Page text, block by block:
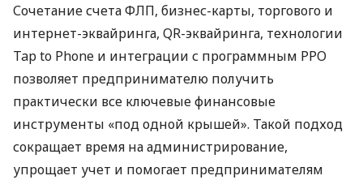
Сочетание счета ФЛП, бизнес-карты, торгового и
интернет-эквайринга, QR-эквайринга, технологии
Tap to Phone и интеграции с программным РРО
позволяет предпринимателю получить
практически все ключевые финансовые
инструменты «под одной крышей». Такой подход
сокращает время на администрирование,
упрощает учет и помогает предпринимателям